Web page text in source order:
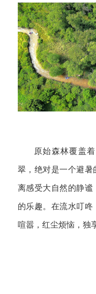
原始森林覆盖
翠，绝对是一个避暑
离感受大自然的静
的乐趣。在流水叮咚
喧嚣，红尘烦恼，独